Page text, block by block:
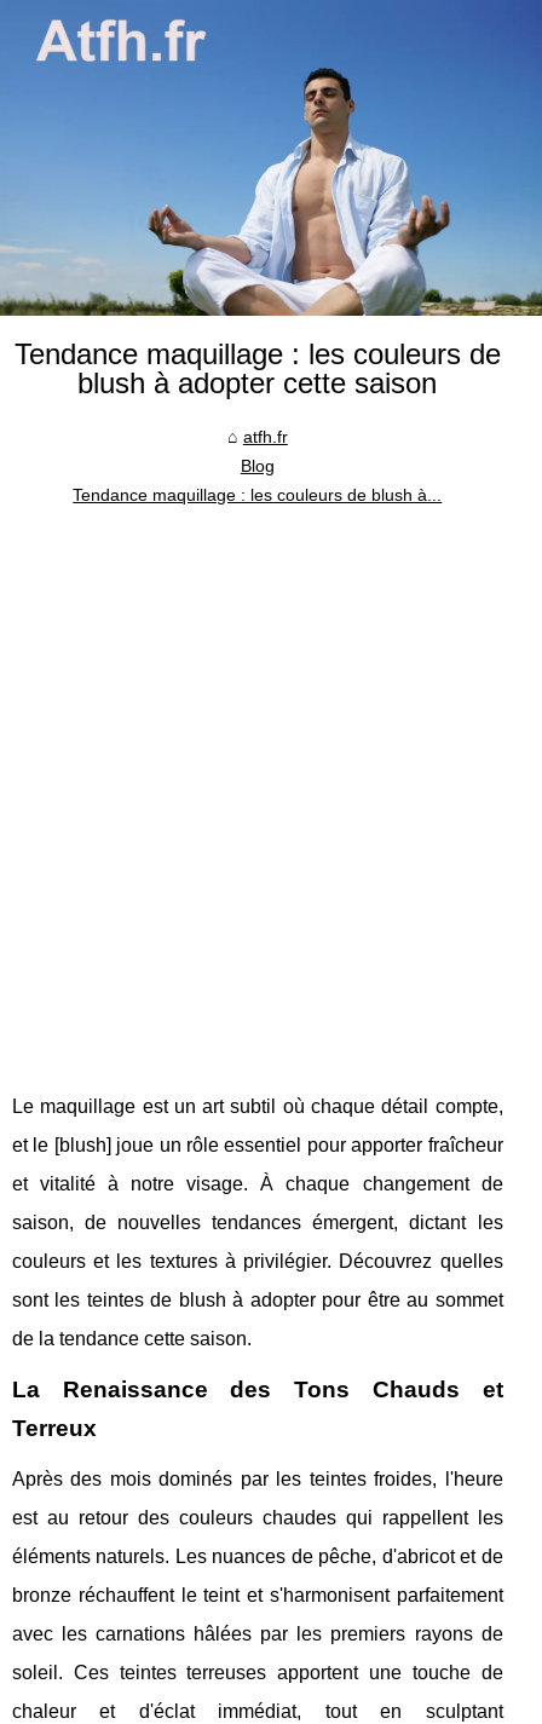
Tendance maquillage : les couleurs de
blush à adopter cette saison
atfh.fr
Blog
Tendance maquillage : les couleurs de blush à...
Le maquillage est un art subtil où chaque détail compte,
et le [blush] joue un rôle essentiel pour apporter fraîcheur
et vitalité à notre visage. À chaque changement de
saison, de nouvelles tendances émergent, dictant les
couleurs et les textures à privilégier. Découvrez quelles
sont les teintes de blush à adopter pour être au sommet
de la tendance cette saison.
La Renaissance des Tons Chauds et
Terreux
Après des mois dominés par les teintes froides, l'heure
est au retour des couleurs chaudes qui rappellent les
éléments naturels. Les nuances de pêche, d'abricot et de
bronze réchauffent le teint et s'harmonisent parfaitement
avec les carnations hâlées par les premiers rayons de
soleil. Ces teintes terreuses apportent une touche de
chaleur et d'éclat immédiat, tout en sculptant